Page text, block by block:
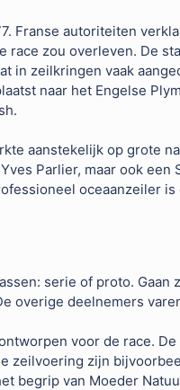
Franse autoriteiten
race zou overleven. De
in zeilkringen vaak
naar het Engelse
aanstekelijk op grote
Parlier, maar ook een
oceaanzeiler is
serie of proto.
overige deelnemers
voor de race.
zeilvoering zijn
begrip van Moeder